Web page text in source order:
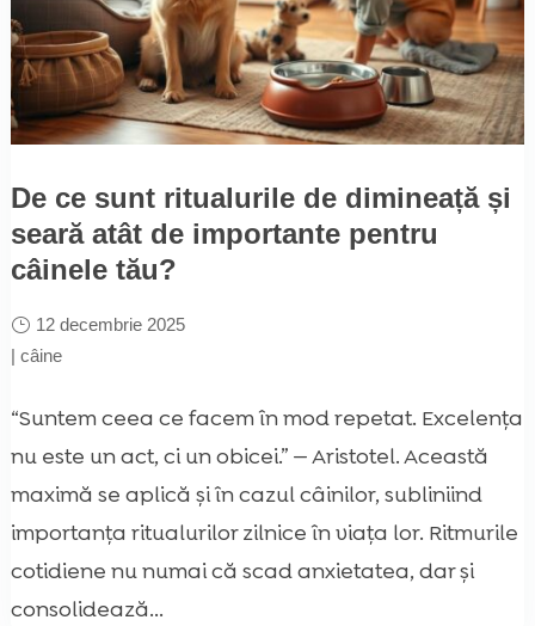
De ce sunt ritualurile de dimineață și
seară atât de importante pentru
câinele tău?
12 decembrie 2025
| câine
“Suntem ceea ce facem în mod repetat. Excelența
nu este un act, ci un obicei.” — Aristotel. Această
maximă se aplică și în cazul câinilor, subliniind
importanța ritualurilor zilnice în viața lor. Ritmurile
cotidiene nu numai că scad anxietatea, dar și
consolidează...